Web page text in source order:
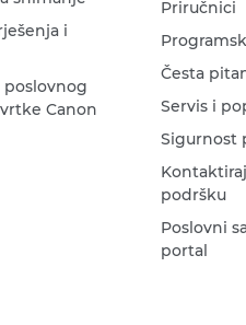
i
Canon
Priručnici
Česta
Servis i
Sigurnost
podršku
Poslovni
portal